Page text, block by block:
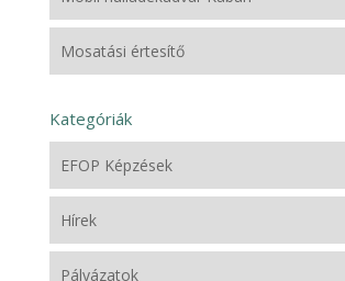
Mosatási értesítő
Kategóriák
EFOP Képzések
Hírek
Pályázatok